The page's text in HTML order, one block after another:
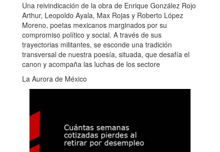
Una reivindicación de la obra de Enrique González Rojo
Arthur, Leopoldo Ayala, Max Rojas y Roberto López
Moreno, poetas mexicanos marginados por su
compromiso político y social. A través de sus
trayectorias militantes, se esconde una tradición
transversal de nuestra poesía, situada, que desafía el
canon y acompaña las luchas de los sectore
La Aurora de México